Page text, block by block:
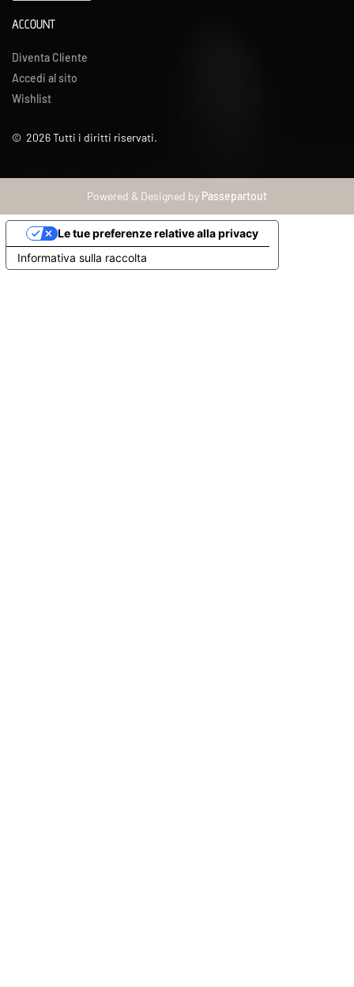
ACCOUNT
Diventa Cliente
Accedi al sito
Wishlist
© 2026Tutti i diritti riservati.
Powered & Designed by Passepartout
Informativa sulla raccolta
Le tue preferenze relative alla privacy